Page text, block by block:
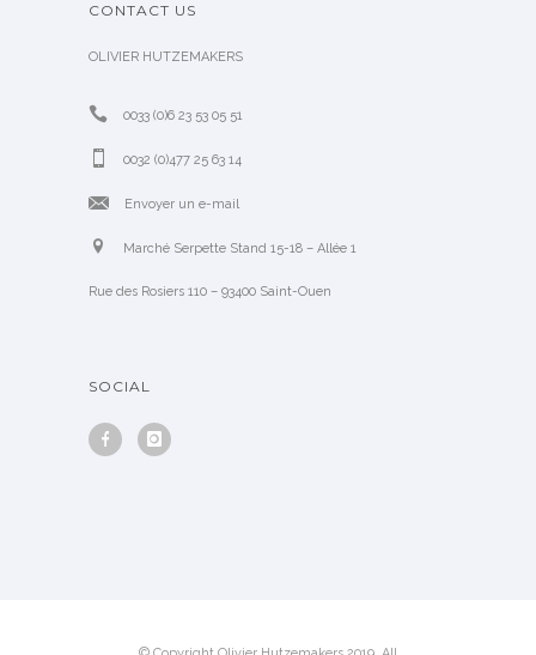
CONTACT US
OLIVIER HUTZEMAKERS
0033 (0)6 23 53 05 51
0032 (0)477 25 63 14
Envoyer un e-mail
Marché Serpette Stand 15-18 – Allée 1
Rue des Rosiers 110 – 93400 Saint-Ouen
SOCIAL